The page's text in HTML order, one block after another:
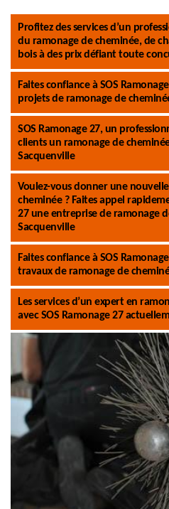
Profitez des services d’un
du ramonage de cheminée, de
bois à des prix défiant toute
Faites confiance à SOS
projets de ramonage de
SOS Ramonage 27, un
clients un ramonage de
Sacquenville
Voulez-vous donner une
cheminée ? Faites appel
27 une entreprise de ramonage
Sacquenville
Faites confiance à SOS
travaux de ramonage de
Les services d’un expert en
avec SOS Ramonage 27